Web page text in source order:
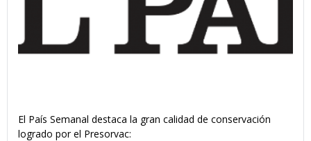
El País Semanal destaca la gran calidad de conservación
logrado por el Presorvac: